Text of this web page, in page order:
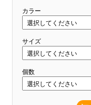
カラー
サイズ
個数